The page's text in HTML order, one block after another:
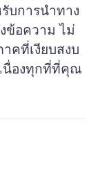
บการนำทาง
ข้อความ ไม่
คที่เงียบสงบ
นื่องทุกที่ที่คุณ